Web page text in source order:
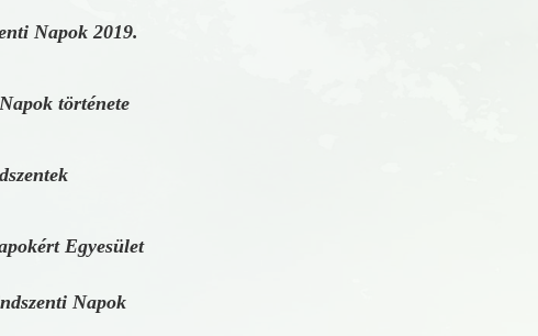
Napok 2019.
története
Egyesület
Napok